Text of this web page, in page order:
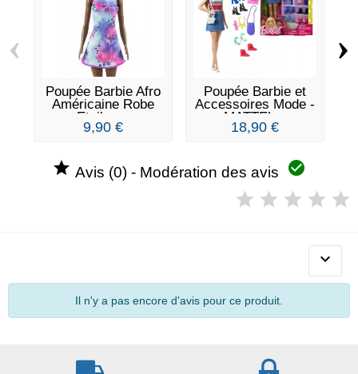
Poupée Barbie Afro
Américaine Robe
Etoiles...
9,90 €
Poupée Barbie et
Accessoires Mode -
MATTEL...
18,90 €
‹ ›
 Avis (0) - Modération des avis 

Il n'y a pas encore d'avis pour ce produit.